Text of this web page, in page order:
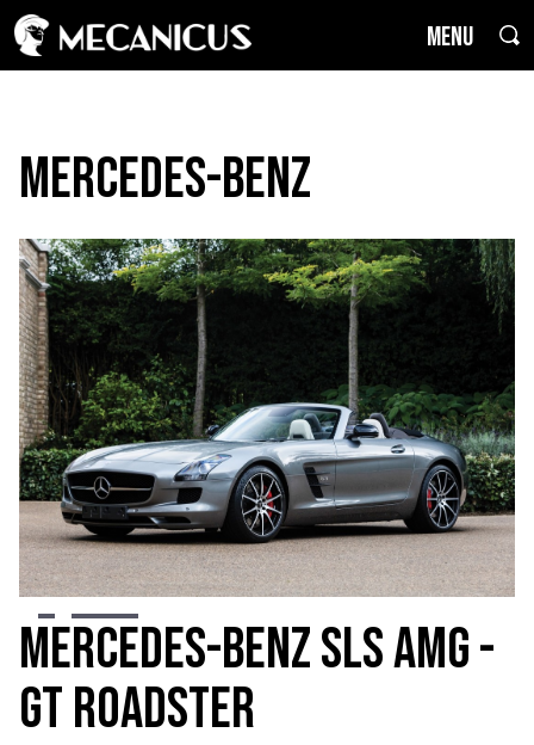
MENU
Mercedes-Benz
Mercedes-Benz SLS AMG -
GT Roadster